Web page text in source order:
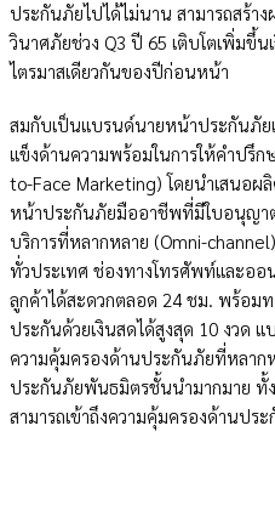
ประกันภัยไปได้ไม่นาน สามารถสร้า
วินาศภัยช่วง Q3 ปี 65 เติบโตเพิ่มขึ้น
ไตรมาสเดียวกันของปีก่อนหน้า
สมกับเป็นแบรนด์นายหน้าประกันภั
แข็งด้านความพร้อมในการให้คำปรึ
to-Face Marketing) โดยนำเสนอ
หน้าประกันภัยมืออาชีพที่มีใบอนุญา
บริการที่หลากหลาย (Omni-channel)
ทั่วประเทศ ช่องทางโทรศัพท์และออ
ลูกค้าได้สะดวกตลอด 24 ชม. พร้อมท
ประกันด้วยเงินสดได้สูงสุด 10 งวด แ
ความคุ้มครองด้านประกันภัยที่หลาก
ประกันภัยพันธมิตรชั้นนำมากมาย ทั้
สามารถเข้าถึงความคุ้มครองด้านปร